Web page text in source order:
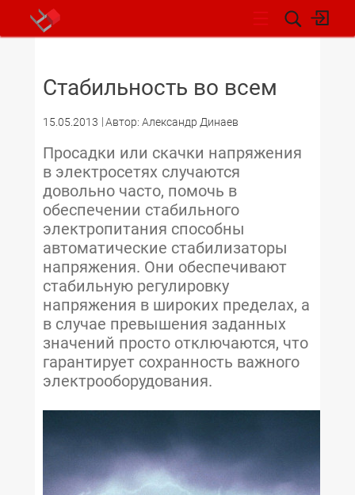
Стабильность во всем
15.05.2013 Автор: Александр Динаев
Просадки или скачки напряжения
в электросетях случаются
довольно часто, помочь в
обеспечении стабильного
электропитания способны
автоматические стабилизаторы
напряжения. Они обеспечивают
стабильную регулировку
напряжения в широких пределах, а
в случае превышения заданных
значений просто отключаются, что
гарантирует сохранность важного
электрооборудования.